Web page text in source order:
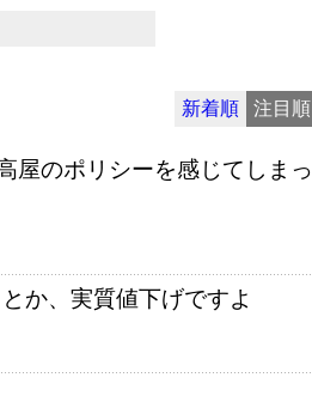
新着順 注目順
屋のポリシーを感じてしまっ
か、実質値下げですよ